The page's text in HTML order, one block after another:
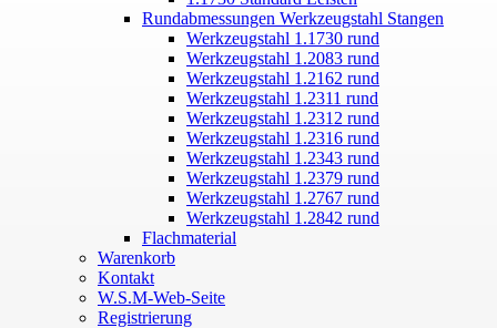
Rundabmessungen Werkzeugstahl Stangen
Werkzeugstahl 1.1730 rund
Werkzeugstahl 1.2083 rund
Werkzeugstahl 1.2162 rund
Werkzeugstahl 1.2311 rund
Werkzeugstahl 1.2312 rund
Werkzeugstahl 1.2316 rund
Werkzeugstahl 1.2343 rund
Werkzeugstahl 1.2379 rund
Werkzeugstahl 1.2767 rund
Werkzeugstahl 1.2842 rund
Flachmaterial
Warenkorb
Kontakt
W.S.M-Web-Seite
Registrierung